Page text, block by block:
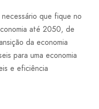
que fique no
até 2050, de
da economia
para uma economia
e eficiência